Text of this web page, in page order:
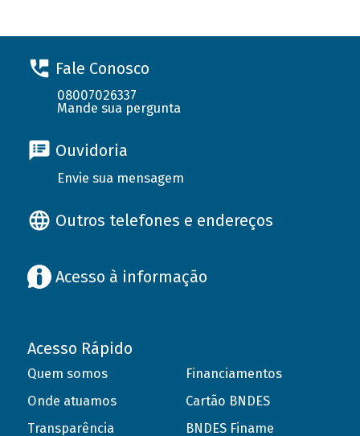
Fale Conosco
08007026337
Mande sua pergunta
Ouvidoria
Envie sua mensagem
Outros telefones e endereços
Acesso à informação
Acesso Rápido
Quem somos
Onde atuamos
Transparência
Financiamentos
Cartão BNDES
BNDES Finame